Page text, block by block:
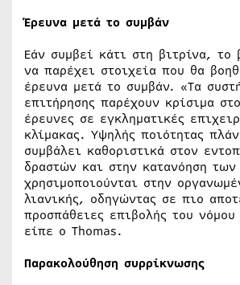
Έρευνα μετά το συμβάν
Εάν συμβεί κάτι στη βιτρίνα, το
να παρέχει στοιχεία που θα
έρευνα μετά το συμβάν. «Τα
επιτήρησης παρέχουν κρίσιμα
έρευνες σε εγκληματικές
κλίμακας. Υψηλής ποιότητας
συμβάλει καθοριστικά στον
δραστών και στην κατανόηση
χρησιμοποιούνται στην
λιανικής, οδηγώντας σε πιο
προσπάθειες επιβολής του
είπε ο Thomas.
Παρακολούθηση συρρίκνωσης